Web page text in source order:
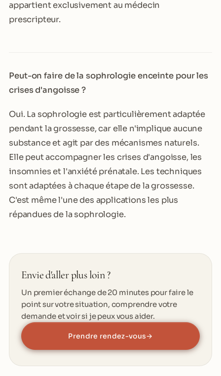
appartient exclusivement au médecin
prescripteur.
Peut-on faire de la sophrologie enceinte pour les
crises d'angoisse ?
Oui. La sophrologie est particulièrement adaptée
pendant la grossesse, car elle n'implique aucune
substance et agit par des mécanismes naturels.
Elle peut accompagner les crises d'angoisse, les
insomnies et l'anxiété prénatale. Les techniques
sont adaptées à chaque étape de la grossesse.
C'est même l'une des applications les plus
répandues de la sophrologie.
Envie d'aller plus loin ?
Un premier échange de 20 minutes pour faire le
point sur votre situation, comprendre votre
demande et voir si je peux vous aider.
Prendre rendez-vous→